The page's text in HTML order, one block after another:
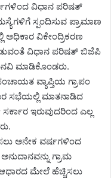
ವಿಧಾನ ಪರಿಷತ್
ಸ್ಪಂದಿಸುವ ಪ್ರಾಮಾಣ
ಅಧಿಕಾರ ವಿಕೇಂದ್ರಿಕರಣ
ವಿಧಾನ ಪರಿಷತ್ ಬಿಜೆಪಿ
ಮಾಡಿಕೊಂಡರು.
ವ್ಯಾಪ್ತಿಯ ಗ್ರಾಪಂ
ಸಭೆಯಲ್ಲಿ ಮಾತನಾಡಿದ
ಸರ್ಕಾರ ಇರುವುದರಿಂದ ಎಲ್ಲ
ಅನೇಕ ವರ್ಷಗಳಿಂದ
ಗ್ರಾಮ
ಮೇಲೆ ಹೆಚ್ಚಿಸಲು